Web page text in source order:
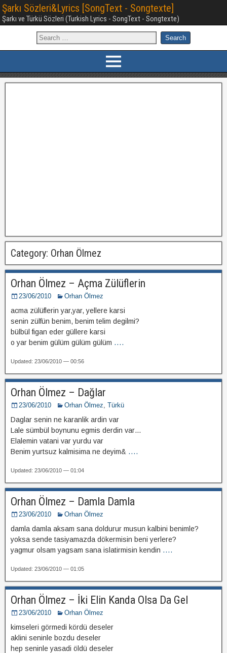
Şarkı Sözleri&Lyrics [SongText - Songtexte]
Şarkı ve Türkü Sözleri (Turkish Lyrics - SongText - Songtexte)
Category: Orhan Ölmez
Orhan Ölmez – Açma Zülüflerin
23/06/2010 Orhan Ölmez
acma zülüflerin yar,yar, yellere karsi
senin zülfün benim, benim telim degilmi?
bülbül figan eder güllere karsi
o yar benim gülüm gülüm gülüm ....
Updated: 23/06/2010 — 00:56
Orhan Ölmez – Dağlar
23/06/2010 Orhan Ölmez, Türkü
Daglar senin ne karanlik ardin var
Lale sümbül boynunu egmis derdin var…
Elalemin vatani var yurdu var
Benim yurtsuz kalmisima ne deyim& ....
Updated: 23/06/2010 — 01:04
Orhan Ölmez – Damla Damla
23/06/2010 Orhan Ölmez
damla damla aksam sana doldurur musun kalbini benimle?
yoksa sende tasiyamazda dökermisin beni yerlere?
yagmur olsam yagsam sana islatirmisin kendin ....
Updated: 23/06/2010 — 01:05
Orhan Ölmez – İki Elin Kanda Olsa Da Gel
23/06/2010 Orhan Ölmez
kimseleri görmedi kördü deseler
aklini seninle bozdu deseler
hep seninle yasadi öldü deseler